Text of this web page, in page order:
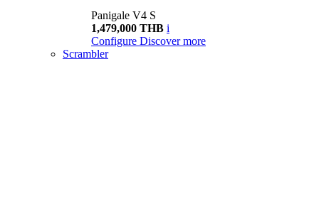
Panigale V4 S
1,479,000 THB i
Configure Discover more
Scrambler